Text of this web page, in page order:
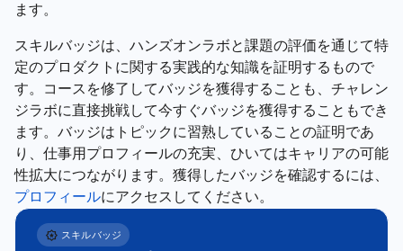
ます。
スキルバッジは、ハンズオンラボと課題の評価を通じて特
定のプロダクトに関する実践的な知識を証明するもので
す。コースを修了してバッジを獲得することも、チャレン
ジラボに直接挑戦して今すぐバッジを獲得することもでき
ます。バッジはトピックに習熟していることの証明であ
り、仕事用プロフィールの充実、ひいてはキャリアの可能
性拡大につながります。獲得したバッジを確認するには、
プロフィールにアクセスしてください。